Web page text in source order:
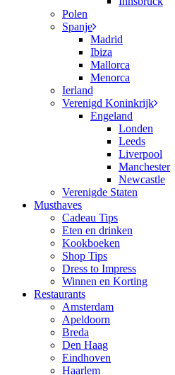
Polen
Spanje
Madrid
Ibiza
Mallorca
Menorca
Ierland
Verenigd Koninkrijk
Engeland
Londen
Leeds
Liverpool
Manchester
Newcastle
Verenigde Staten
Musthaves
Cadeau Tips
Eten en drinken
Kookboeken
Shop Tips
Dress to Impress
Winnen en Korting
Restaurants
Amsterdam
Apeldoorn
Breda
Den Haag
Eindhoven
Haarlem